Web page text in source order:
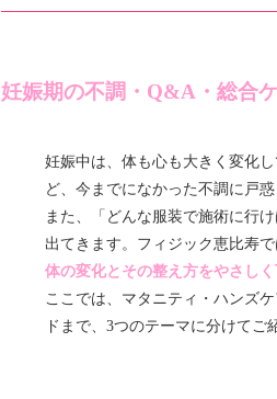
妊娠期の不調・Q&A・総合
妊娠中は、体も心も大きく変化
ど、今までになかった不調に戸
また、「どんな服装で施術に行
出てきます。フィジック恵比寿
体の変化とその整え方をやさし
ここでは、マタニティ・ハンズ
ドまで、 3つのテーマに分けてご